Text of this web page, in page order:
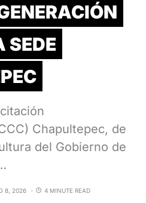
SEDE
Chapultepec, de
del Gobierno de
8, 2026 4 MINUTE READ